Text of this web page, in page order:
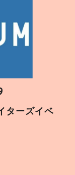
ターズイベ